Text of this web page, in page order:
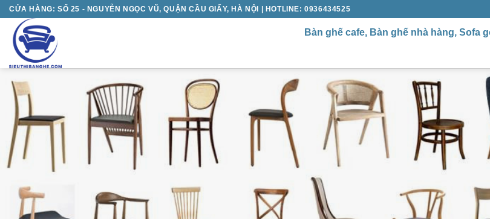
Chuyển
dung
CỬA HÀNG: SỐ 25 - NGUYỄN NGỌC VŨ, QUẬN CẦU GIẤY, HÀ NỘI | HOTLINE: 0936434525
Bàn ghế cafe, Bàn ghế nhà hàng, Sofa